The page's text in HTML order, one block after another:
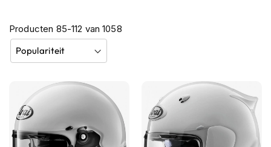
e
n
B
t
o
o
t
Producten 85-112 van1058